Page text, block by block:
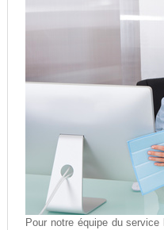
Pour notre équipe du service